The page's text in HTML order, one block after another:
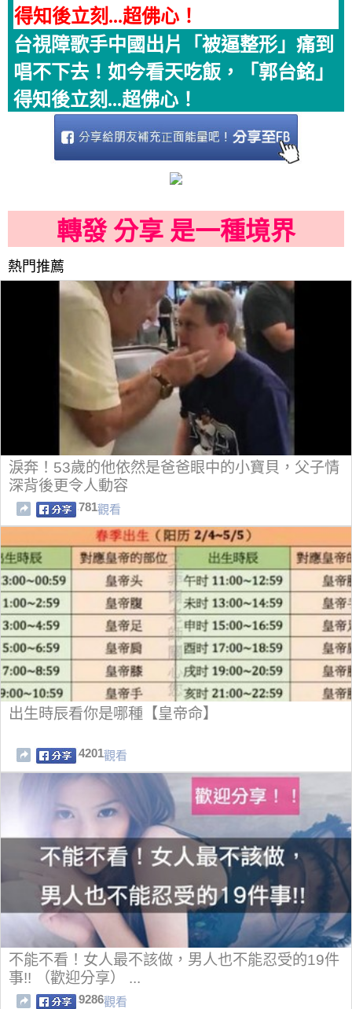
得知後立刻...超佛心！
台視障歌手中國出片「被逼整形」痛到
唱不下去！如今看天吃飯，「郭台銘」
得知後立刻...超佛心！
轉發 分享 是一種境界
熱門推薦
淚奔！53歲的他依然是爸爸眼中的小寶貝，父子情
深背後更令人動容
781觀看
出生時辰看你是哪種【皇帝命】
4201觀看
不能不看！女人最不該做，男人也不能忍受的19件
事!! （歡迎分享） ...
9286觀看